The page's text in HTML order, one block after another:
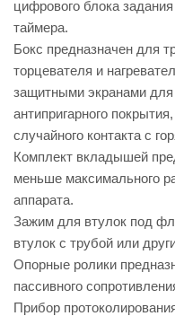
цифрового блока
таймера.
Бокс предназначен для
торцевателя и
защитными экранами
антипригарного
случайного контакта с
Комплект вкладышей
меньше максимального
аппарата.
Зажим для втулок под
втулок с трубой или
Опорные ролики
пассивного
Прибор